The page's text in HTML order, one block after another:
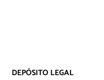
DEPÓSITO LEGAL